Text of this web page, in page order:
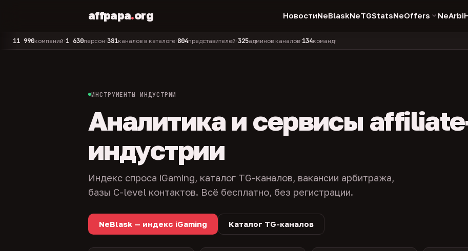
affpapa.org НовостиNeBlaskNeTGStatsNeOffers
компаний•1 630персон•381каналов в каталоге•804представителей•325админов каналов•134команд• 11 990
ИНСТРУМЕНТЫ ИНДУСТРИИ
Аналитика и сервисы
индустрии
Индекс спроса iGaming, каталог TG-каналов, вакансии арбитража,
базы C-level контактов. Всё бесплатно, без регистрации.
NeBlask — индекс iGaming Каталог TG-каналов